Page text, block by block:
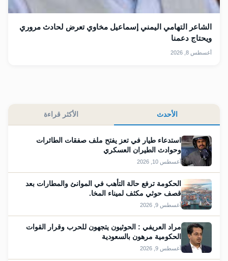
الشاعر التهامي اليمني إسماعيل مخاوي تعرض لحادث مروري
ويحتاج دعمنا
أغسطس 8, 2026
الأحدث الأكثر قراءة
استدعاء طيار في تعز يفتح ملف صفقات الطائرات
وحوادث الطيران العسكري
أغسطس 10, 2026
الحكومة ترفع حالة التأهب في الموانئ والمطارات بعد
قصف حوثي مكثف لميناء المخا.
أغسطس 9, 2026
مراد العريفي : الحوثيون يتجهون للحرب وقرار القوات
الحكومية مرهون بالسعودية
أغسطس 9, 2026